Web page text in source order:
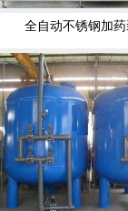
机械过滤器